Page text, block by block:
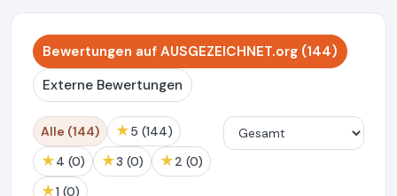
Bewertungen auf AUSGEZEICHNET.org (144)
Externe Bewertungen
Alle (144) ★ 5 (144)
★ 4 (0) ★ 3 (0) ★ 2 (0)
★ 1 (0)